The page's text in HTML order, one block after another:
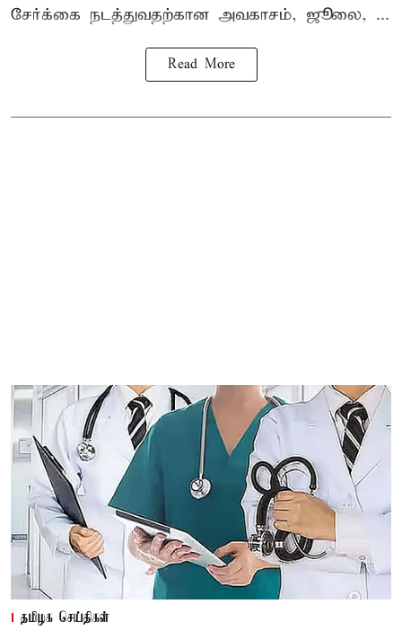
சேர்க்கை நடத்துவதற்கான அவகாசம், ஜூலை, ...
Read More
தமிழக செய்திகள்